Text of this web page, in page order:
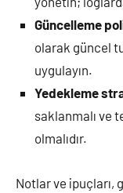
Güncelleme
olarak güncel
uygulayın.
Yedekleme
saklanmalı ve
olmalıdır.
Notlar ve ipuçları,